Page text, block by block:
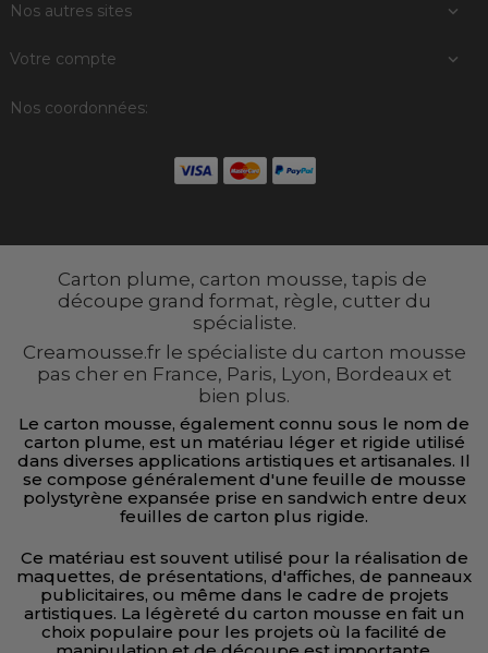
Nos autres sites 
Votre compte 
Nos coordonnées:
Carton plume, carton mousse, tapis de
découpe grand format, règle, cutter du
spécialiste.
Creamousse.fr le spécialiste du carton mousse
pas cher en France, Paris, Lyon, Bordeaux et
bien plus.
Le carton mousse, également connu sous le nom de
carton plume, est un matériau léger et rigide utilisé
dans diverses applications artistiques et artisanales. Il
se compose généralement d'une feuille de mousse
polystyrène expansée prise en sandwich entre deux
feuilles de carton plus rigide.
Ce matériau est souvent utilisé pour la réalisation de
maquettes, de présentations, d'affiches, de panneaux
publicitaires, ou même dans le cadre de projets
artistiques. La légèreté du carton mousse en fait un
choix populaire pour les projets où la facilité de